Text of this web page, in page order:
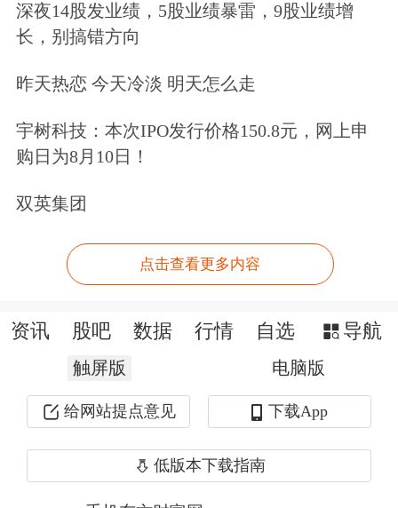
企业客户、政府机构以及主权AI项目扩
散，到2030年全球AI基础设施投资规模
有望从目前约1万亿美元，进一步扩大
至3-4万亿美元。
半导体设备以及模拟芯片行业都将迎来
新的增长机遇。美银预计，到2030年全
球AI数据中心系统市场规模将达到1.7
万亿美元以上，较2025年的2640亿美元
增长超过六倍。
在谷歌和亚马逊的引领下，越来越多云
厂商开始自研ASIC芯片，市场开始质
疑英伟达能否继续长期主导AI芯片领
深夜14股发业绩，5股业绩暴雷，9股业绩增
长，别搞错方向
昨天热恋 今天冷淡 明天怎么走
宇树科技：本次IPO发行价格150.8元，网上申
购日为8月10日！
双英集团
点击查看更多内容
资讯 股吧 数据 行情 自选 导航
触屏版 电脑版
给网站提点意见 下载App
低版本下载指南